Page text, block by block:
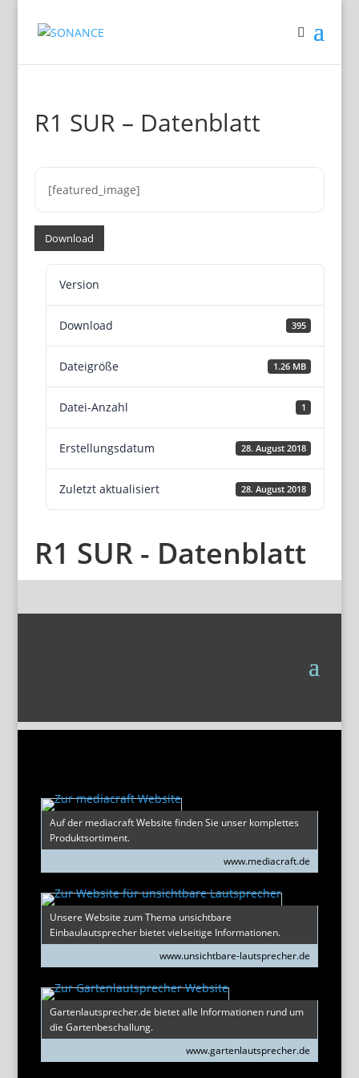
R1 SUR – Datenblatt
[featured_image]
Download
Version
Download 395
Dateigröße 1.26 MB
Datei-Anzahl 1
Erstellungsdatum 28. August 2018
Zuletzt aktualisiert 28. August 2018
R1 SUR - Datenblatt
Auf der mediacraft Website finden Sie unser komplettes
Produktsortiment.
www.mediacraft.de
Unsere Website zum Thema unsichtbare
Einbaulautsprecher bietet vielseitige Informationen.
www.unsichtbare-lautsprecher.de
Gartenlautsprecher.de bietet alle Informationen rund um
die Gartenbeschallung.
www.gartenlautsprecher.de